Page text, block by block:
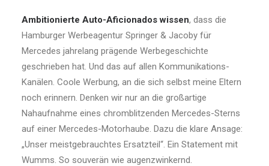
Ambitionierte Auto-Aficionados wissen, dass die
Hamburger Werbeagentur Springer & Jacoby für
Mercedes jahrelang prägende Werbegeschichte
geschrieben hat. Und das auf allen Kommunikations-
Kanälen. Coole Werbung, an die sich selbst meine Eltern
noch erinnern. Denken wir nur an die großartige
Nahaufnahme eines chromblitzenden Mercedes-Sterns
auf einer Mercedes-Motorhaube. Dazu die klare Ansage:
„Unser meistgebrauchtes Ersatzteil“. Ein Statement mit
Wumms. So souverän wie augenzwinkernd.